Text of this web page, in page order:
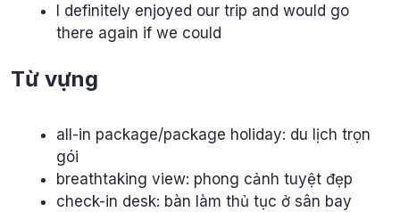
I definitely enjoyed our trip and would go
there again if we could
Từ vựng
all-in package/package holiday: du lịch trọn
gói
breathtaking view: phong cảnh tuyệt đẹp
check-in desk: bàn làm thủ tục ở sân bay